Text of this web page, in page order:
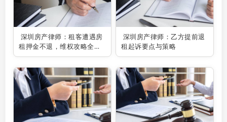
深圳房产律师：租客遭遇房
租押金不退，维权攻略全解
析
深圳房产律师：乙方提前退
租起诉要点与策略